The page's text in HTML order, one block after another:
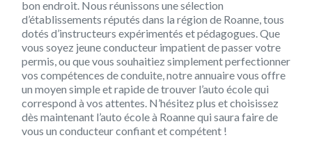
bon endroit. Nous réunissons une sélection
d’établissements réputés dans la région de Roanne, tous
dotés d’instructeurs expérimentés et pédagogues. Que
vous soyez jeune conducteur impatient de passer votre
permis, ou que vous souhaitiez simplement perfectionner
vos compétences de conduite, notre annuaire vous offre
un moyen simple et rapide de trouver l’auto école qui
correspond à vos attentes. N’hésitez plus et choisissez
dès maintenant l’auto école à Roanne qui saura faire de
vous un conducteur confiant et compétent !